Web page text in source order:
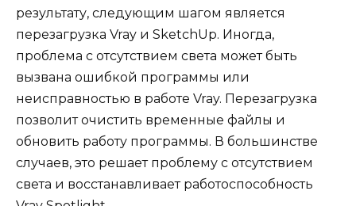
результату, следующим шагом является
перезагрузка Vray и SketchUp. Иногда,
проблема с отсутствием света может быть
вызвана ошибкой программы или
неисправностью в работе Vray. Перезагрузка
позволит очистить временные файлы и
обновить работу программы. В большинстве
случаев, это решает проблему с отсутствием
света и восстанавливает работоспособность